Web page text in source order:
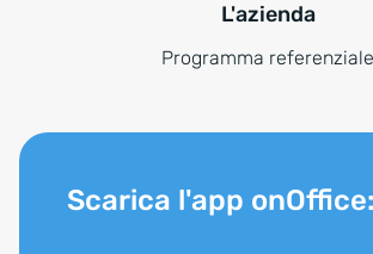
L'azienda
Programma referenziale
Scarica l'app onOffice: